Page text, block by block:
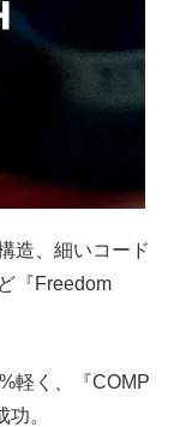
造、細いコード
『Freedom
軽く、『COMP
。